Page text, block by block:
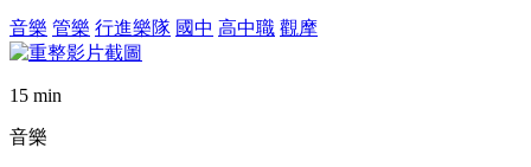
音樂 管樂 行進樂隊 國中 高中職 觀摩
15 min
音樂